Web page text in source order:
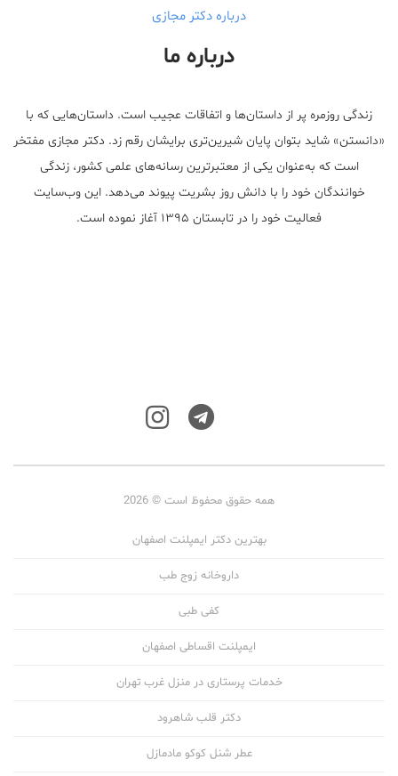
درباره دکتر مجازی
درباره ما
زندگی روزمره پر از داستان‌ها و اتفاقات عجیب است. داستان‌هایی که با
«دانستن» شاید بتوان پایان شیرین‌تری برایشان رقم زد. دکتر مجازی مفتخر
است که به‌عنوان یکی از معتبر‌ترین رسانه‌های علمی کشور، زندگی
خوانندگان خود را با دانش روز بشریت پیوند می‌دهد. این وب‌سایت
فعالیت خود را در تابستان ۱۳۹۵ آغاز نموده است.
همه حقوق محفوظ است © 2026
بهترین دکتر ایمپلنت اصفهان
داروخانه زوج طب
کفی طبی
ایمپلنت اقساطی اصفهان
خدمات پرستاری در منزل غرب تهران
دکتر قلب شاهرود
عطر شنل کوکو مادمازل